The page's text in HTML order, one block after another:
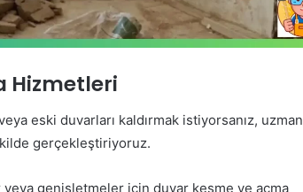
Hizmetleri
eski duvarları kaldırmak istiyorsanız, uzman
gerçekleştiriyoruz.
veya genişletmeler için duvar kesme ve açma